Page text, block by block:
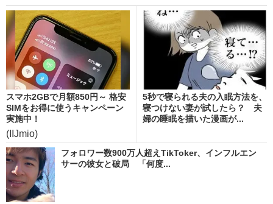
スマホ2GBで月額850円～ 格安
SIMをお得に使うキャンペーン
実施中！
(IIJmio)
5秒で寝られる夫の入眠方法を、
寝つけない妻が試したら？ 夫
婦の睡眠を描いた漫画が...
フォロワー数900万人超えTikToker、インフルエン
サーの彼女と破局 「何度...